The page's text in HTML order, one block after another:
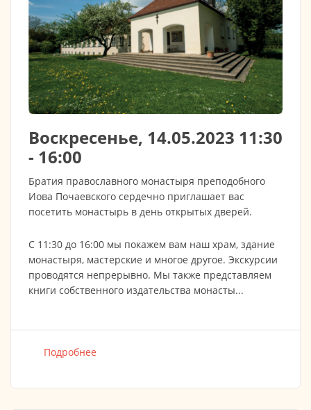
Воскресенье, 14.05.2023 11:30
- 16:00
Братия православного монастыря преподобного
Иова Почаевского сердечно приглашает вас
посетить монастырь в день открытых дверей.
С 11:30 до 16:00 мы покажем вам наш храм, здание
монастыря, мастерские и многое другое. Экскурсии
проводятся непрерывно. Мы также представляем
книги собственного издательства монасты...
Подробнее